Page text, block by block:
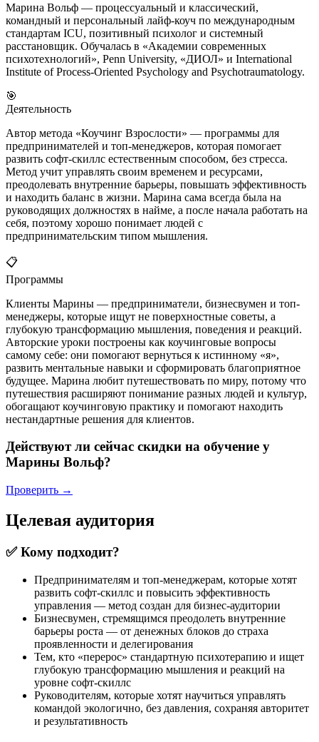
Марина Вольф — процессуальный и классический,
командный и персональный лайф-коуч по международным
стандартам ICU, позитивный психолог и системный
расстановщик. Обучалась в «Академии современных
психотехнологий», Penn University, «ДИОЛ» и International
Institute of Process-Oriented Psychology and Psychotraumatology.
🎯
Деятельность
Автор метода «Коучинг Взрослости» — программы для
предпринимателей и топ-менеджеров, которая помогает
развить софт-скиллс естественным способом, без стресса.
Метод учит управлять своим временем и ресурсами,
преодолевать внутренние барьеры, повышать эффективность
и находить баланс в жизни. Марина сама всегда была на
руководящих должностях в найме, а после начала работать на
себя, поэтому хорошо понимает людей с
предпринимательским типом мышления.
📋
Программы
Клиенты Марины — предприниматели, бизнесвумен и топ-
менеджеры, которые ищут не поверхностные советы, а
глубокую трансформацию мышления, поведения и реакций.
Авторские уроки построены как коучинговые вопросы
самому себе: они помогают вернуться к истинному «я»,
развить ментальные навыки и сформировать благоприятное
будущее. Марина любит путешествовать по миру, потому что
путешествия расширяют понимание разных людей и культур,
обогащают коучинговую практику и помогают находить
нестандартные решения для клиентов.
Действуют ли сейчас скидки на обучение у
Марины Вольф?
Проверить →
Целевая аудитория
✅ Кому подходит?
Предпринимателям и топ-менеджерам, которые хотят
развить софт-скиллс и повысить эффективность
управления — метод создан для бизнес-аудитории
Бизнесвумен, стремящимся преодолеть внутренние
барьеры роста — от денежных блоков до страха
проявленности и делегирования
Тем, кто «перерос» стандартную психотерапию и ищет
глубокую трансформацию мышления и реакций на
уровне софт-скиллс
Руководителям, которые хотят научиться управлять
командой экологично, без давления, сохраняя авторитет
и результативность